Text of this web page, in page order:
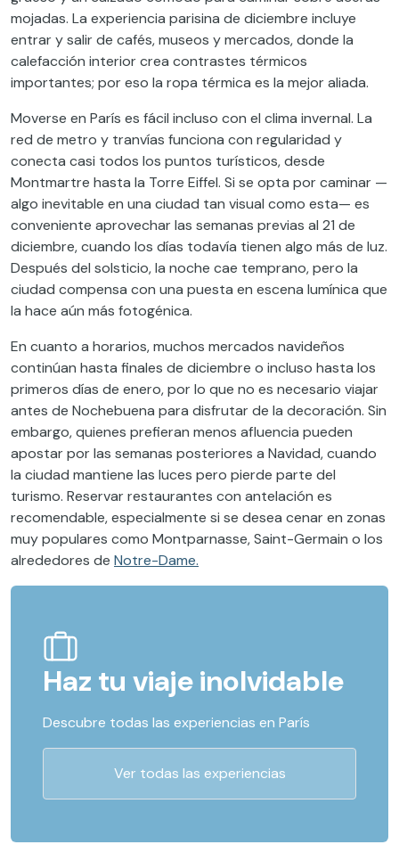
mojadas. La experiencia parisina de diciembre incluye
entrar y salir de cafés, museos y mercados, donde la
calefacción interior crea contrastes térmicos
importantes; por eso la ropa térmica es la mejor aliada.
Moverse en París es fácil incluso con el clima invernal. La
red de metro y tranvías funciona con regularidad y
conecta casi todos los puntos turísticos, desde
Montmartre hasta la Torre Eiffel. Si se opta por caminar —
algo inevitable en una ciudad tan visual como esta— es
conveniente aprovechar las semanas previas al 21 de
diciembre, cuando los días todavía tienen algo más de luz.
Después del solsticio, la noche cae temprano, pero la
ciudad compensa con una puesta en escena lumínica que
la hace aún más fotogénica.
En cuanto a horarios, muchos mercados navideños
continúan hasta finales de diciembre o incluso hasta los
primeros días de enero, por lo que no es necesario viajar
antes de Nochebuena para disfrutar de la decoración. Sin
embargo, quienes prefieran menos afluencia pueden
apostar por las semanas posteriores a Navidad, cuando
la ciudad mantiene las luces pero pierde parte del
turismo. Reservar restaurantes con antelación es
recomendable, especialmente si se desea cenar en zonas
muy populares como Montparnasse, Saint-Germain o los
alrededores de Notre-Dame.
Haz tu viaje inolvidable
Descubre todas las experiencias en París
Ver todas las experiencias